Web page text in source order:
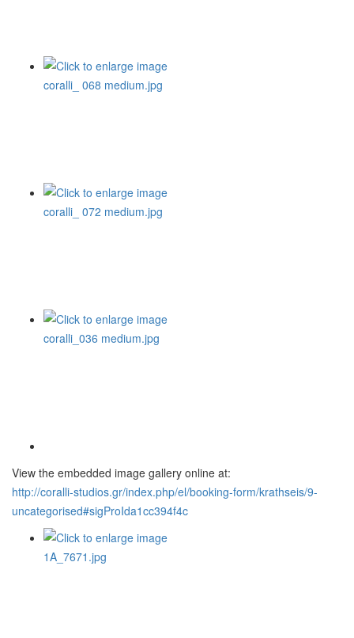
View the embedded image gallery online at:
http://coralli-studios.gr/index.php/el/booking-form/krathseis/9-
uncategorised#sigProIda1cc394f4c